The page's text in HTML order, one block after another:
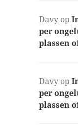
Davy op
per
plassen
Davy op
per
plassen